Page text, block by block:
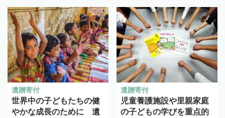
遺贈寄付
世界中の子どもたちの健
やかな成長のために 遺
遺贈寄付
児童養護施設や里親家庭
の子どもの学びを重点的